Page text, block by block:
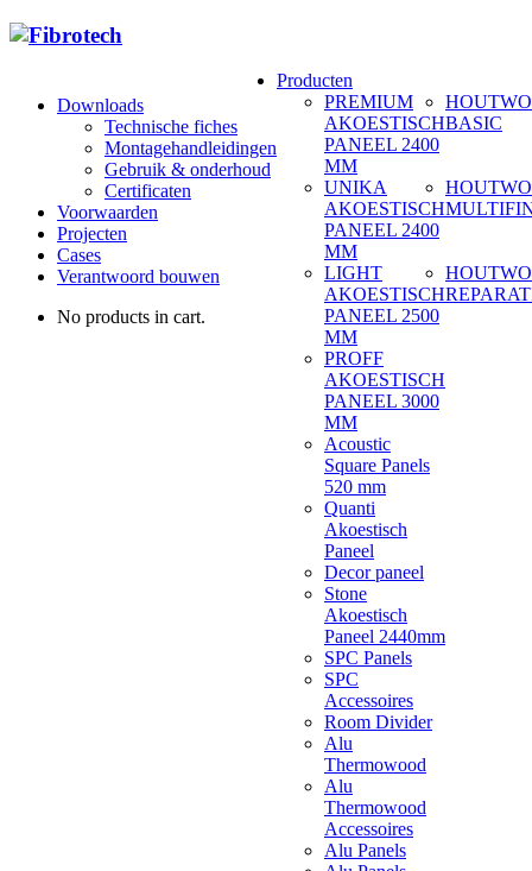
Downloads
Technische fiches
Montagehandleidingen
Gebruik & onderhoud
Certificaten
Voorwaarden
Projecten
Cases
Verantwoord bouwen
No products in cart.
Producten
PREMIUM
AKOESTISCH
PANEEL 2400
MM
UNIKA
AKOESTISCH
PANEEL 2400
MM
LIGHT
AKOESTISCH
PANEEL 2500
MM
PROFF
AKOESTISCH
PANEEL 3000
MM
Acoustic
Square Panels
520 mm
Quanti
Akoestisch
Paneel
Decor paneel
Stone
Akoestisch
Paneel 2440mm
SPC Panels
SPC
Accessoires
Room Divider
Alu
Thermowood
Alu
Thermowood
Accessoires
Alu Panels
BASIC